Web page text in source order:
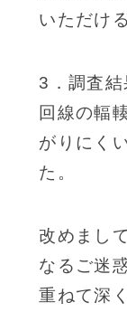
いただけ
3．調査結
回線の輻
がりにく
た。
改めまし
なるご迷
重ねて深